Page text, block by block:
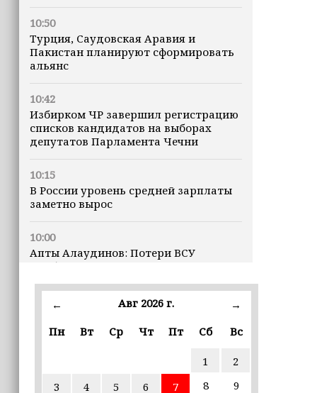
10:50
Турция, Саудовская Аравия и
Пакистан планируют сформировать
альянс
10:42
Избирком ЧР завершил регистрацию
списков кандидатов на выборах
депутатов Парламента Чечни
10:15
В России уровень средней зарплаты
заметно вырос
10:00
Апты Алаудинов: Потери ВСУ
приближаются к отметке в 2,5
Трамп построит военную базу в Газе
Дмитрий Чернышенко: Порядка 110
← Авг 2026 г.
→
Пн
Вт Ср Чт Пт Сб Вс
1
2
3
4 5 6 7 8
9